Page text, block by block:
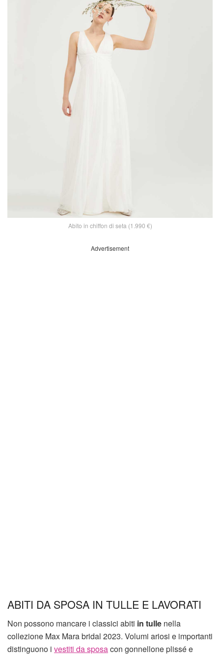
Abito in chiffon di seta (1.990 €)
Advertisement
ABITI DA SPOSA IN TULLE E LAVORATI
Non possono mancare i classici abiti in tulle nella
collezione Max Mara bridal 2023. Volumi ariosi e importanti
distinguono i vestiti da sposacon gonnellone plissé e